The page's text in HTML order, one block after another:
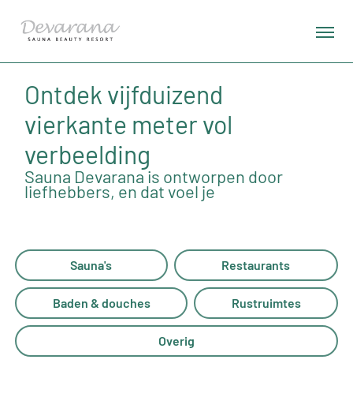
Ontdek vijfduizend
vierkante meter vol
verbeelding
Sauna Devarana is ontworpen door
liefhebbers, en dat voel je
Sauna's Restaurants
Baden & douches Rustruimtes
Overig